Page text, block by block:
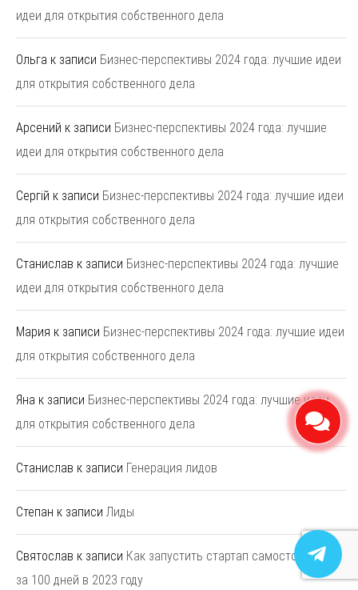
идеи для открытия собственного дела
Ольга к записи Бизнес-перспективы 2024 года: лучшие идеи
для открытия собственного дела
Арсений к записи Бизнес-перспективы 2024 года: лучшие
идеи для открытия собственного дела
Сергій к записи Бизнес-перспективы 2024 года: лучшие идеи
для открытия собственного дела
Станислав к записи Бизнес-перспективы 2024 года: лучшие
идеи для открытия собственного дела
Мария к записи Бизнес-перспективы 2024 года: лучшие идеи
для открытия собственного дела
Яна к записи Бизнес-перспективы 2024 года: лучшие идеи
для открытия собственного дела
Станислав к записи Генерация лидов
Степан к записи Лиды
Святослав к записи Как запустить стартап самостоятельно
за 100 дней в 2023 году